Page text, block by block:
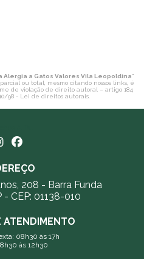
Alergia a Gatos Valores Vila Leopoldina"
ou total, mesmo citando nossos links, é
de violação de direito autoral – artigo 184
98 - Lei de direitos autorais.
208 - Barra Funda
CEP: 01138-010
ATENDIMENTO
08h30 às 17h
às 12h30